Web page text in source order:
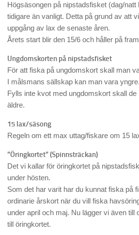
Högsäsongen på nipstadsfisket (dag/
tidigare än vanligt. Detta på grund av att
uppgång av lax de senaste åren.
Årets start blir den 15/6 och håller på
Ungdomskorten på nipstadsfisket
För att fiska på ungdomskort skall man
I målsmans sällskap kan man vara yngre.
Fylls inte kvot med ungdomskort skall
äldre.
15 lax/säsong
Regeln om ett max uttag/fiskare om 15
”Öringkortet” (Spinnsträckan)
Det vi kallar för öringkortet på
under hösten.
Som det har varit har du kunnat fiska på
ordinarie årskort när du vill fiska
under april och maj. Nu lägger vi även till
till öringkortet.